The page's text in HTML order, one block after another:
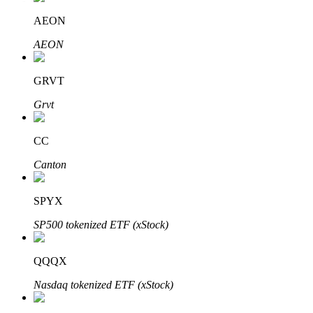
Блокировки BTR
Сервис заимствований, обеспеченных криптовалютой
AEON
AEON
GRVT
Grvt
CC
Canton
SPYX
SP500 tokenized ETF (xStock)
QQQX
Nasdaq tokenized ETF (xStock)